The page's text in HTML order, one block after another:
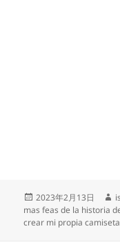
Publicado
el
2023年2月13日
mas feas de la historia
crear mi propia